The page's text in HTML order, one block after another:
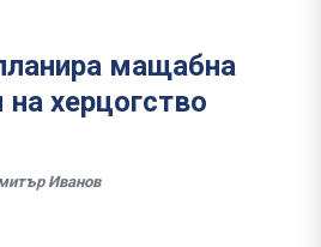
мащабна
на херцогство
Иванов